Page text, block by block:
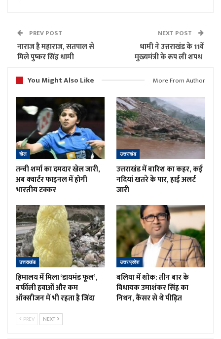
PREV POST
नाराज है महाराज, सतपाल से
मिले पुष्कर सिंह धामी
NEXT POST
धामी ने उत्तराखंड के 11वें
मुख्यमंत्री के रूप ली शपथ
You Might Also Like
More From Author
खेल
तन्वी शर्मा का दमदार खेल जारी,
अब क्वार्टर फाइनल में होगी
भारतीय टक्कर
उत्तराखंड
उत्तराखंड में बारिश का कहर, कई
नदियां खतरे के पार, हाई अलर्ट
जारी
उत्तराखंड
हिमालय में मिला ‘डायमंड फूल’,
बर्फीली हवाओं और कम
ऑक्सीजन में भी रहता है जिंदा
उत्तर प्रदेश
बलिया में शोक: तीन बार के
विधायक उमाशंकर सिंह का
निधन, कैंसर से थे पीड़ित
PREV NEXT